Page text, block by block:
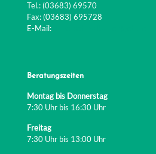
Tel.: (03683) 69570
Fax: (03683) 695728
E-Mail:
Beratungszeiten
Montag bis Donnerstag
7:30 Uhr bis 16:30 Uhr
Freitag
7:30 Uhr bis 13:00 Uhr